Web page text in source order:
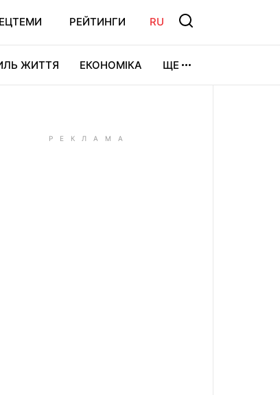
РЕЙТИНГИ RU
ЖИТТЯ ЕКОНОМІКА ЩЕ